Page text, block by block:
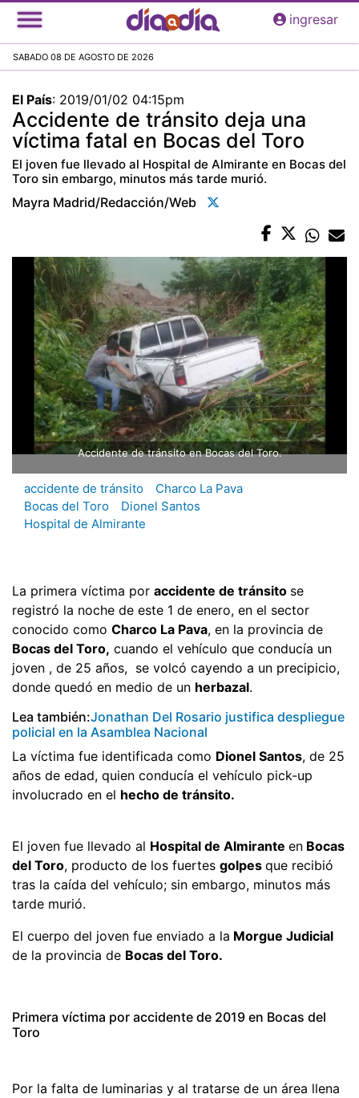
Pasar
al
principal
ingresar
SABADO 08 DE AGOSTO DE 2026
El País: 2019/01/02 04:15pm
Accidente de tránsito deja una
víctima fatal en Bocas del Toro
El joven fue llevado al Hospital de Almirante en Bocas del
Toro sin embargo, minutos más tarde murió.
Mayra Madrid/redacción/web
Accidente de tránsito en Bocas del Toro.
accidente de tránsito
Charco La Pava
Bocas del Toro
Dionel Santos
Hospital de Almirante
La primera víctima por accidente de tránsito se
registró la noche de este 1 de enero, en el sector
conocido como Charco La Pava, en la provincia de
Bocas del Toro, cuando el vehículo que conducía un
joven , de 25 años, se volcó cayendo a un precipicio,
donde quedó en medio de un herbazal.
Lea también:Jonathan Del Rosario justifica despliegue
policial en la Asamblea Nacional
La víctima fue identificada como Dionel Santos, de 25
años de edad, quien conducía el vehículo pick-up
involucrado en el hecho de tránsito.
El joven fue llevado al Hospital de Almirante en Bocas
del Toro, producto de los fuertes golpes que recibió
tras la caída del vehículo; sin embargo, minutos más
tarde murió.
El cuerpo del joven fue enviado a la Morgue Judicial
de la provincia de Bocas del Toro.
Primera víctima por accidente de 2019 en Bocas del
Toro
Por la falta de luminarias y al tratarse de un área llena